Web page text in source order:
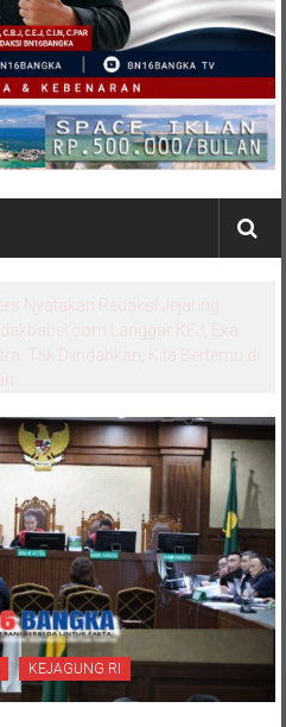
KEJAGUNG RI